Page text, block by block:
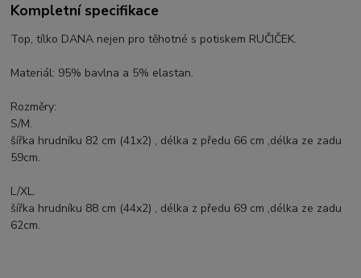
Kompletní specifikace
Top, tílko DANA nejen pro těhotné s potiskem RUČIČEK.
Materiál: 95% bavlna a 5% elastan.
Rozměry:
S/M.
šířka hrudníku 82 cm (41x2) , délka z předu 66 cm ,délka ze zadu
59cm.
L/XL.
šířka hrudníku 88 cm (44x2) , délka z předu 69 cm ,délka ze zadu
62cm.